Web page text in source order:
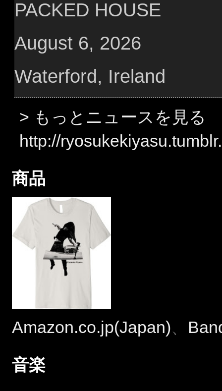
PACKED HOUSE
August 6, 2026
Waterford, Ireland
> もっとニュースを見る
http://
商品
Amazon.co.jp(Japan)、
音楽